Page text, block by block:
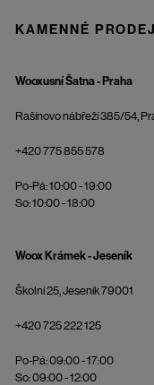
KAMENNÉ
Wooxusní Šatna - Praha
Rašínovo nábřeží 385/54,
+420 775 855 578
Po-Pá: 10:00 - 19:00
So: 10:00 - 18:00
Woox Krámek - Jeseník
Školní 25, Jeseník 79001
+420 725 222 125
Po-Pá: 09:00 - 17:00
So: 09:00 - 12:00